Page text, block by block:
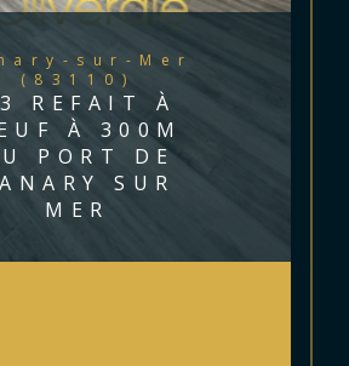
(83110)
REFAIT À
À 300M
PORT DE
SUR
MER